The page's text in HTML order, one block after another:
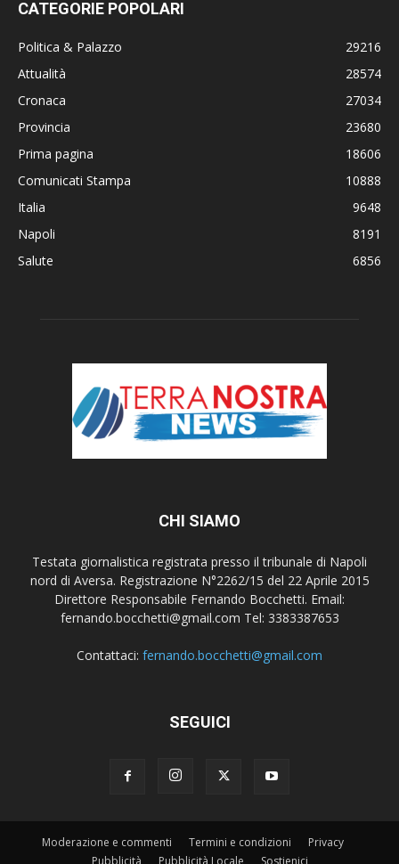
CATEGORIE POPOLARI
Politica & Palazzo
29216
Attualità
28574
Cronaca
27034
Provincia
23680
Prima pagina
18606
Comunicati Stampa
10888
Italia
9648
Napoli
8191
Salute
6856
CHI SIAMO
Testata giornalistica registrata presso il tribunale di Napoli
nord di Aversa. Registrazione N°2262/15 del 22 Aprile 2015
Direttore Responsabile Fernando Bocchetti. Email:
fernando.bocchetti@gmail.com Tel: 3383387653
Contattaci: fernando.bocchetti@gmail.com
SEGUICI
Moderazione e commenti Termini e condizioni
Privacy
Pubblicità
Pubblicità Locale Sostienici